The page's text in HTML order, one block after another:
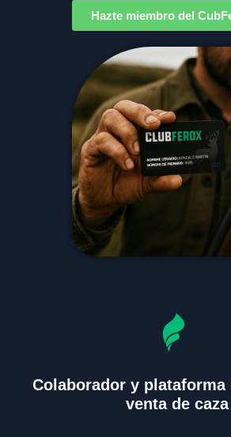
Hazte miembro del
Colaborador y plataforma
venta de caza